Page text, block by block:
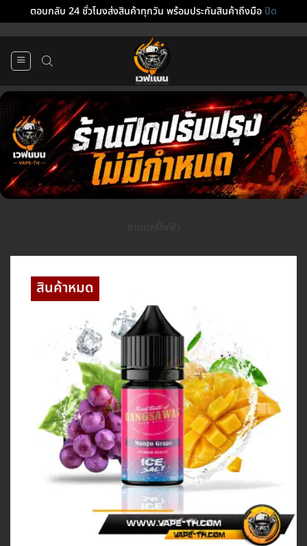
ตอบกลับ 24 ชั่วโมงส่งสินค้าทุกวัน พร้อมประกันสินค้าถึงมือปิด